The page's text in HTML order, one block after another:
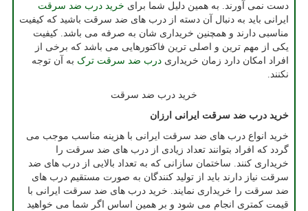
دست نمی آورند. به همین دلیل شما برای خرید درب ضد سرقت
ایرانی باید به دنبال آن دسته از درب های ضد سرقت باشید که کیفیت
مناسبی دارند و همچنین خریداری شان به صرفه می باشد. کیفیت
یکی از مهم‌ ترین و اصلی ‌ترین فاکتورهایی می ‌باشد که برخی از
افراد امکان دارد زمان خریداری درب ضد سرقت ترک به آن توجه
نکنند.
خرید درب ضد سرقت
خرید درب ضد سرقت ایرانی ارزان
خرید انواع درب های ضد سرقت ایرانی با هزینه مناسب موجب می
گردد که افراد بتوانند تعداد زیادی از درب های ضد سرقت را
خریداری کنند. ساختمان سازانی که به تعداد بالایی از درب های ضد
سرقت نیاز دارند باید از تولید کنندگان به صورت مستقیم درب های
ضد سرقت را خریداری نمایند. خرید درب های ضد سرقت ایرانی با
قیمت کمتری انجام می‌ شود و بر همین اساس اگر شما می‌ خواهید